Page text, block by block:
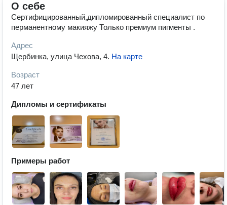
О себе
Сертифицированный,дипломированный специалист по
перманентному макияжу Только премиум пигменты .
Адрес
Щербинка, улица Чехова, 4. На карте
Возраст
47 лет
Дипломы и сертификаты
Примеры работ